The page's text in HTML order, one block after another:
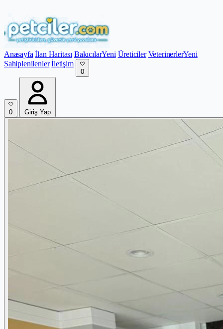
Anasayfa İlan Haritası BakıcılarYeni Üreticiler VeterinerlerYeni
Sahiplenilenler İletişim
0
0 Giriş Yap